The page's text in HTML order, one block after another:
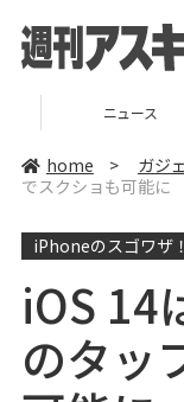
ニュース
home > ガジ
でスクショも可能に
iPhoneのスゴワザ！
iOS 14
のタッ